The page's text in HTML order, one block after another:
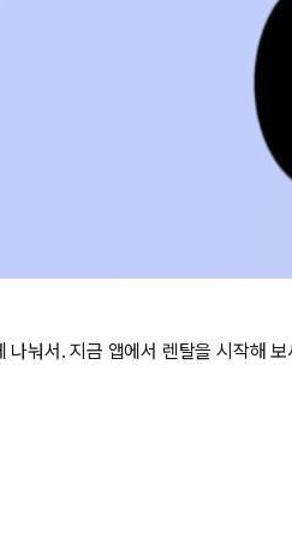
나눠서. 지금 앱에서 렌탈을 시작해 보